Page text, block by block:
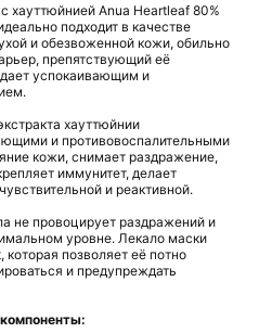
хауттюйнией Anua Heartleaf 80%
подходит в качестве
и обезвоженной кожи, обильно
препятствующий её
успокаивающим и
хауттюйнии
и противовоспалительными
кожи, снимает раздражение,
иммунитет, делает
и реактивной.
не провоцирует раздражений и
уровне. Лекало маски
позволяет её потно
и предупреждать